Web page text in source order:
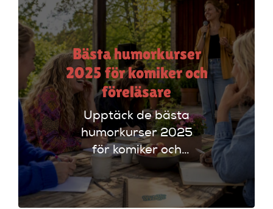
Bästa humorkurser
2025 för komiker och
föreläsare
Upptäck de bästa
humorkurser 2025
för komiker och
föreläsare. Lär dig
tekniker och få
scenerfarenhet med